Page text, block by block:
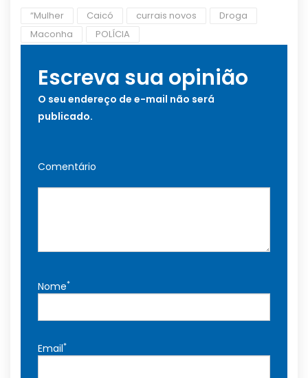
“Mulher Caicó currais novos
Droga
Maconha
POLÍCIA
Escreva sua opinião
O seu endereço de e-mail não será
publicado.
Comentário
Nome*
Email*